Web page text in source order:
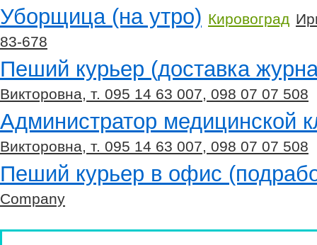
Уборщица (на утро) Кировоград
83-678
Пеший курьер (доставка
Викторовна, т. 095 14 63 007, 098 07 07 508
Администратор медицинской
Викторовна, т. 095 14 63 007, 098 07 07 508
Пеший курьер в офис
Company